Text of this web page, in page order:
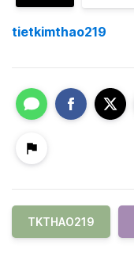
tietkimthao219
TKTHAO219